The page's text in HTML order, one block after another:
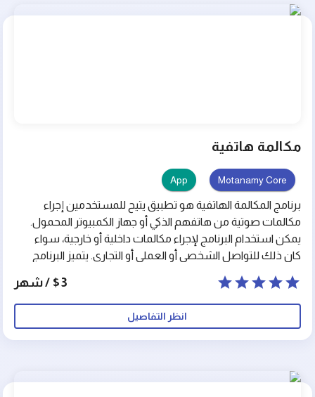
مفيدة لجمع المعلومات وتسهيل التواصل مع الزوار والعملاء.
مكالمة هاتفية
Motanamy Core
App
برنامج المكالمة الهاتفية هو تطبيق يتيح للمستخدمين إجراء
مكالمات صوتية من هاتفهم الذكي أو جهاز الكمبيوتر المحمول.
يمكن استخدام البرنامج لإجراء مكالمات داخلية أو خارجية، سواء
كان ذلك للتواصل الشخصي أو العملي أو التجاري. يتميز البرنامج
يعتبر برنامج المكالمة الهاتفية أحد أهم التطبيقات التي تساعد
في تسهيل وتحسين التواصل بين الأفراد والشركات.\n
$3 / شهر
انظر التفاصيل